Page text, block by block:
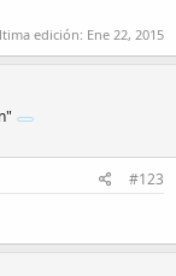
edición: Ene 22, 2015
#123